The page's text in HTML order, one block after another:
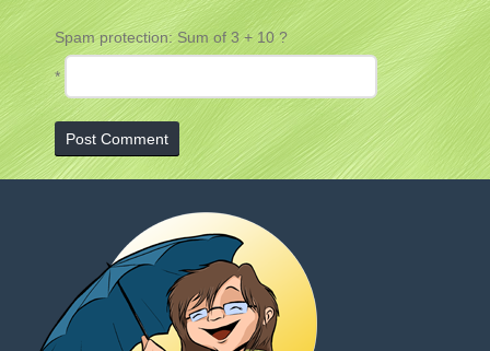
Spam protection: Sum of 3 + 10 ?
*